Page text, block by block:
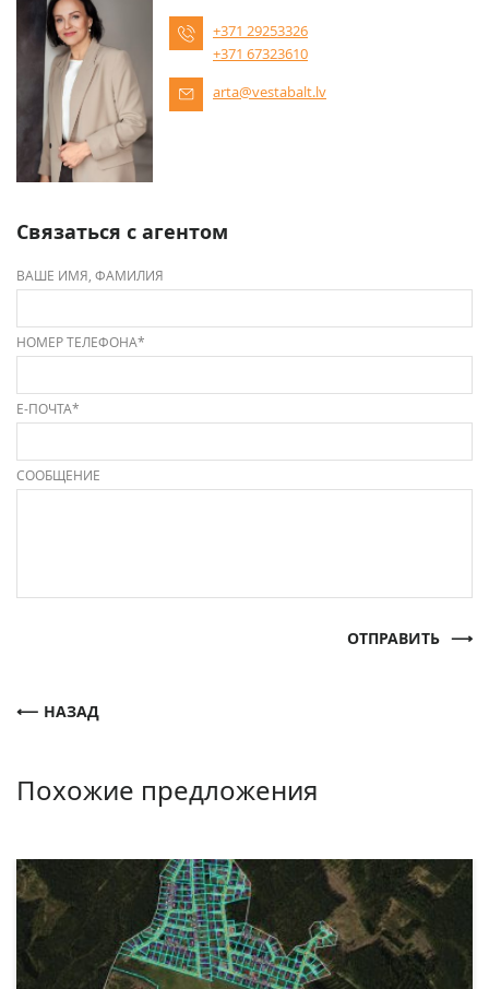
+371 29253326
+371 67323610
arta@vestabalt.lv
Связаться с агентом
ВАШЕ ИМЯ, ФАМИЛИЯ
НОМЕР ТЕЛЕФОНА*
Е-ПОЧТА*
СООБЩЕНИЕ
ОТПРАВИТЬ
НАЗАД
Похожие предложения